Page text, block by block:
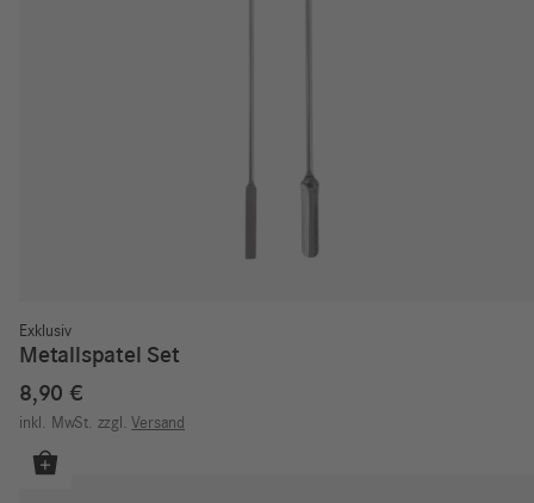
Exklusiv
Metallspatel Set
8,90 €
inkl. MwSt. zzgl. Versand